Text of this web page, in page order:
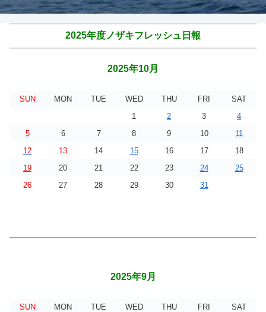
2025年度ノザキフレッシュ日報
2025年10月
SUN MON TUE WED THU FRI
SAT
1
2 3
4
5
6 7 8 9 10
11
12
13 14 15 16 17
18
19
20 21 22 23 24
25
26
27 28 29 30 31
2025年9月
SUN MON TUE WED THU FRI
SAT